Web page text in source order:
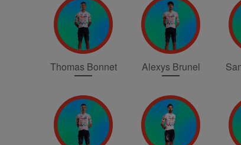
Thomas Bonnet Alexys Brunel